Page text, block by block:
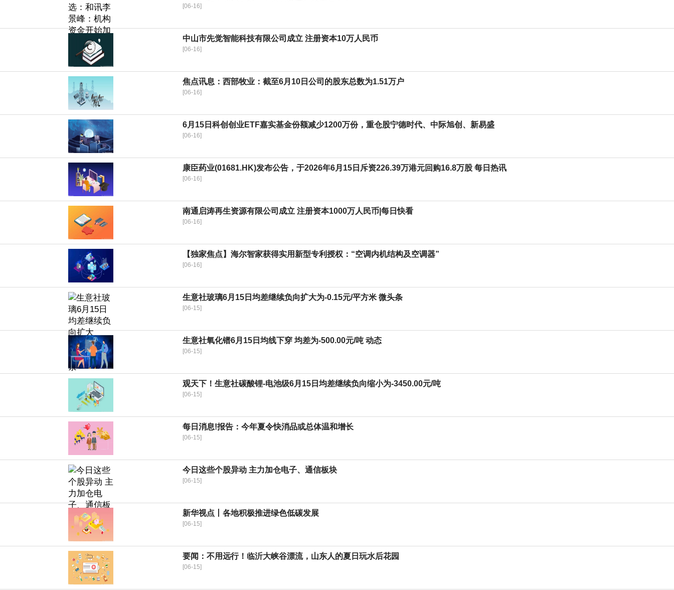
[06-16]
中山市先觉智能科技有限公司成立 注册资本10万人民币
[06-16]
焦点讯息：西部牧业：截至6月10日公司的股东总数为1.51万户
[06-16]
6月15日科创创业ETF嘉实基金份额减少1200万份，重仓股宁德时代、中际旭创、新易盛
[06-16]
康臣药业(01681.HK)发布公告，于2026年6月15日斥资226.39万港元回购16.8万股 每日热讯
[06-16]
南通启涛再生资源有限公司成立 注册资本1000万人民币|每日快看
[06-16]
【独家焦点】海尔智家获得实用新型专利授权：“空调内机结构及空调器”
[06-16]
生意社玻璃6月15日均差继续负向扩大为-0.15元/平方米 微头条
[06-15]
生意社氧化镨6月15日均线下穿 均差为-500.00元/吨 动态
[06-15]
观天下！生意社碳酸锂-电池级6月15日均差继续负向缩小为-3450.00元/吨
[06-15]
每日消息!报告：今年夏令快消品或总体温和增长
[06-15]
今日这些个股异动 主力加仓电子、通信板块
[06-15]
新华视点丨各地积极推进绿色低碳发展
[06-15]
要闻：不用远行！临沂大峡谷漂流，山东人的夏日玩水后花园
[06-15]